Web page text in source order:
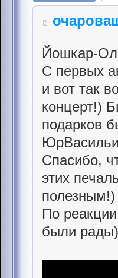
Йошкар-
С первых
и вот так
концерт!)
подарков
Спасибо,
этих
полезным!)
По
были рады)